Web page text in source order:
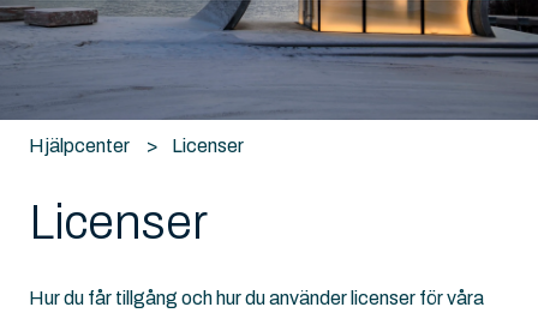
Det finns inga förslag eftersom sökfältet är tomt.
Hjälpcenter Licenser
Licenser
Hur du får tillgång och hur du använder licenser för våra